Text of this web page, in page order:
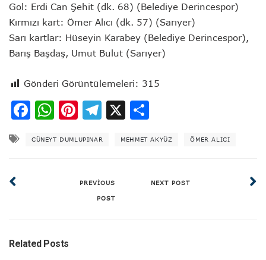
Gol: Erdi Can Şehit (dk. 68) (Belediye Derincespor)
Kırmızı kart: Ömer Alıcı (dk. 57) (Sarıyer)
Sarı kartlar: Hüseyin Karabey (Belediye Derincespor),
Barış Başdaş, Umut Bulut (Sarıyer)
Gönderi Görüntülemeleri: 315
Facebook
WhatsApp
Pinterest
Telegram
X
CÜNEYT DUMLUPINAR MEHMET AKYÜZ ÖMER ALICI
PREVIOUS
POST
NEXT POST
Related Posts